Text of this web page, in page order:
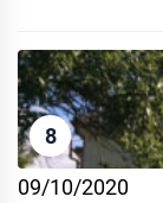
8
09/10/2020